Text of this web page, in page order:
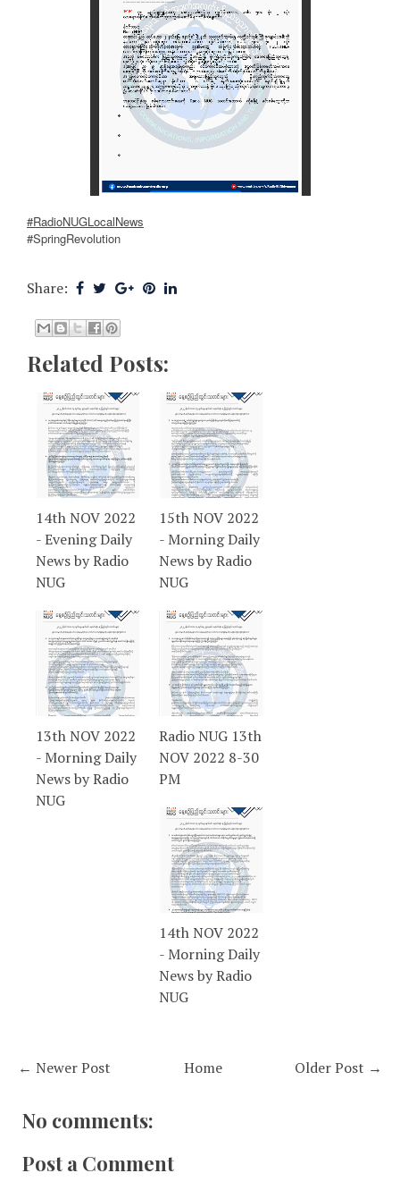
#RadioNUGLocalNews
#SpringRevolution
Share:
Related Posts:
14th NOV 2022
- Evening Daily
News by Radio
NUG
15th NOV 2022
- Morning Daily
News by Radio
NUG
13th NOV 2022
- Morning Daily
News by Radio
NUG
Radio NUG 13th
NOV 2022 8-30
PM
14th NOV 2022
- Morning Daily
News by Radio
NUG
← Newer Post Older Post →
Home
No comments:
Post a Comment